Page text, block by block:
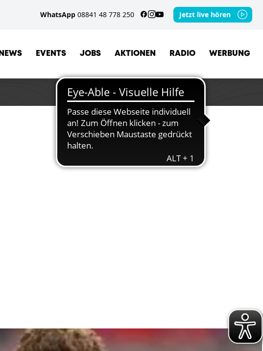
WhatsApp 08841 48 778 250 Jetzt live hören
NEWS EVENTS JOBS AKTIONEN RADIO WERBUNG